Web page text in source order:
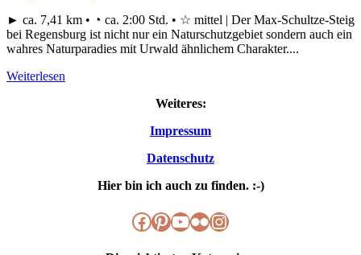
► ca. 7,41 km • ◔ ca. 2:00 Std. • ☆ mittel | Der Max-Schultze-Steig
bei Regensburg ist nicht nur ein Naturschutzgebiet sondern auch ein
wahres Naturparadies mit Urwald ähnlichem Charakter....
Weiterlesen
Weiteres:
Impressum
Datenschutz
Hier bin ich auch zu finden. :-)
Facebook
Pinterest
YouTube
FlickrInstagram